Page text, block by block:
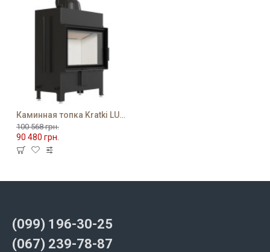
Каминная топка Kratki LUCY 14
90 480 грн.
100 568 грн.
(099) 196-30-25
(067) 239-78-87